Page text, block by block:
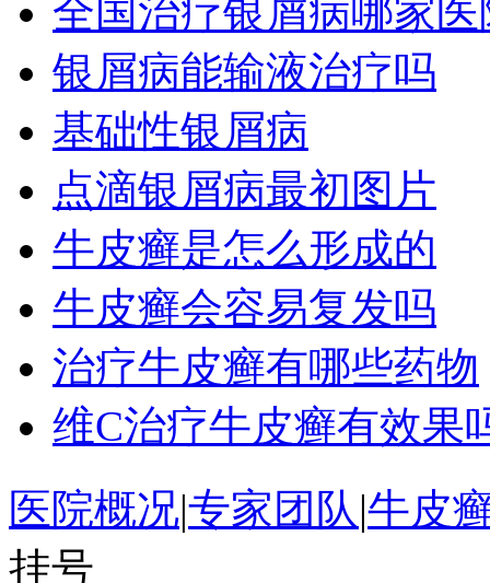
全国治疗银屑病哪家
银屑病能输液治疗吗
基础性银屑病
点滴银屑病最初图片
牛皮癣是怎么形成的
牛皮癣会容易复发吗
治疗牛皮癣有哪些药物
维C治疗牛皮癣有效果
医院概况|专家团队|牛皮
挂号